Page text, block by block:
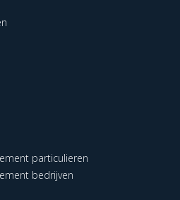
particulieren
bedrijven